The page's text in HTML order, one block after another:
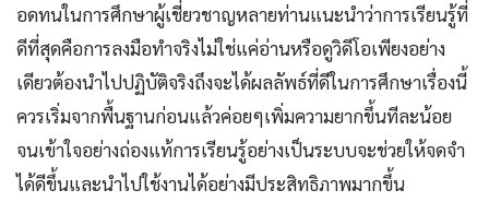
อดทนในการศึกษาผู้เชี่ยวชาญหลายท่านแนะนำว่าการเรียนรู้ที่
ดีที่สุดคือการลงมือทำจริงไม่ใช่แค่อ่านหรือดูวิดีโอเพียงอย่าง
เดียวต้องนำไปปฏิบัติจริงถึงจะได้ผลลัพธ์ที่ดีในการศึกษาเรื่องนี้
ควรเริ่มจากพื้นฐานก่อนแล้วค่อยๆเพิ่มความยากขึ้นทีละน้อย
จนเข้าใจอย่างถ่องแท้การเรียนรู้อย่างเป็นระบบจะช่วยให้จดจำ
ได้ดีขึ้นและนำไปใช้งานได้อย่างมีประสิทธิภาพมากขึ้น